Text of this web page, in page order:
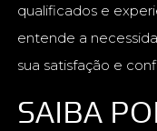
qualificados e
entende a
sua satisfação e
SAIBA